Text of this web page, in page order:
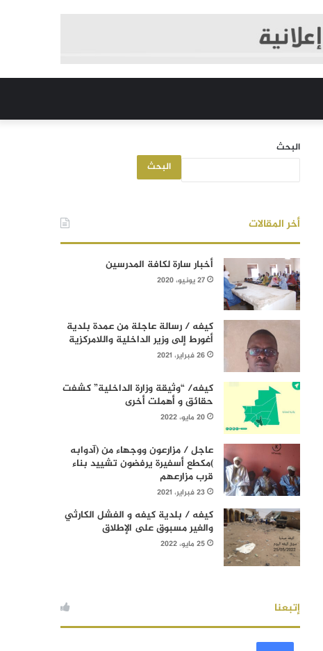
البحث
البحث
أخر المقالات
أخبار سارة لكافة المدرسين
27 يونيو، 2020
كيفه / رسالة عاجلة من عمدة بلدية
أغورط إلى وزير الداخلية واللامركزية
26 فبراير، 2021
كيفه/ “وثيقة وزارة الداخلية” كشفت
حقائق و أهملت أخرى
20 مايو، 2022
عاجل / مزارعون ووجهاء من (آدوابه
)مكطع أسفيرة يرفضون تشييد بناء
قرب مزارعهم
23 فبراير، 2021
كيفه / بلدية كيفه و الفشل الكارثي
والغير مسبوق على الإطلاق
25 مايو، 2022
إتبعنا